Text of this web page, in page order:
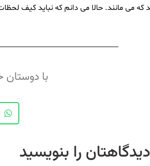
می مانند. حالا می دانم که نباید کیف
با دوستان
دیدگاهتان را بنویسید